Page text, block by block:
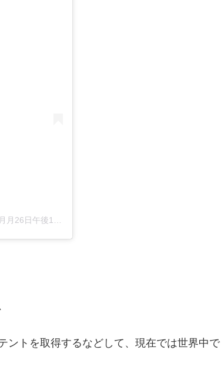
日午後11時09分PST
ントを取得するなどして、現在では世界中で